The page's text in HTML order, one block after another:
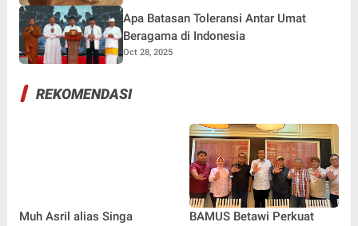
Apa Batasan Toleransi Antar Umat
Beragama di Indonesia
Oct 28, 2025
REKOMENDASI
Muh Asril alias Singa
BAMUS Betawi Perkuat